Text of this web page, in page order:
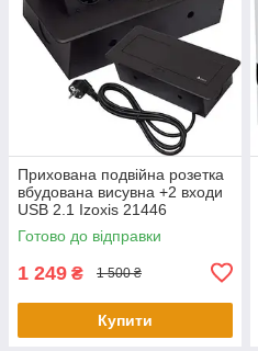
Прихована подвійна розетка
вбудована висувна +2 входи
USB 2.1 Izoxis 21446
Готово до відправки
1 249 ₴ 1 500 ₴
Купити